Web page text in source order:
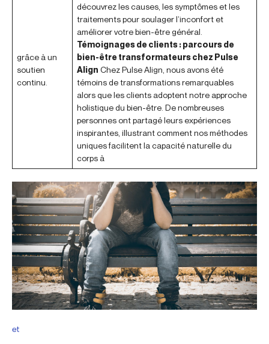
grâce à un
soutien
continu.
découvrez les causes, les symptômes et les
traitements pour soulager l’inconfort et
améliorer votre bien-être général.
Témoignages de clients : parcours de
bien-être transformateurs chez Pulse
Align Chez Pulse Align, nous avons été
témoins de transformations remarquables
alors que les clients adoptent notre approche
holistique du bien-être. De nombreuses
personnes ont partagé leurs expériences
inspirantes, illustrant comment nos méthodes
uniques facilitent la capacité naturelle du
corps à
et